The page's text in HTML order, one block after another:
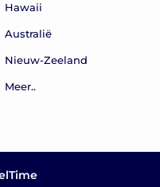
Hawaii
Australië
Nieuw-Zeeland
Meer..